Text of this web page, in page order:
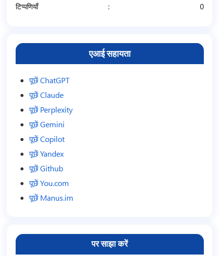
टिप्पणियाँ 0
एआई सहायता
पूछें ChatGPT
पूछें Claude
पूछें Perplexity
पूछें Gemini
पूछें Copilot
पूछें Yandex
पूछें Github
पूछें You.com
पूछें Manus.im
पर साझा करें